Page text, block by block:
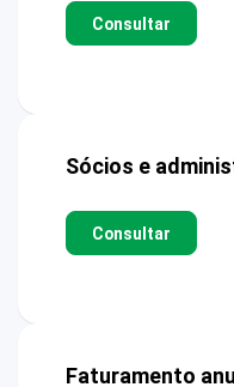
Consultar
Sócios e
Consultar
Faturamento